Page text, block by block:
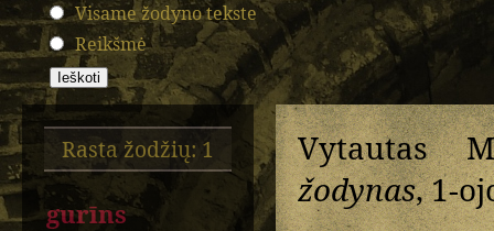
Visame žodyno tekste
Reikšmė
Rasta žodžių: 1
gurīns
Vytautas
žodynas, 1-